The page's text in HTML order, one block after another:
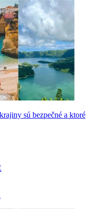
sú bezpečné a ktoré